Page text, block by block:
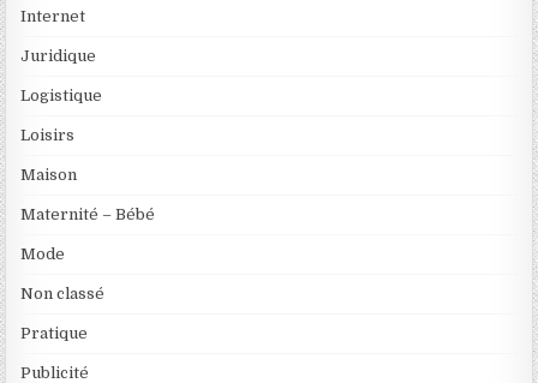
Internet
Juridique
Logistique
Loisirs
Maison
Maternité – Bébé
Mode
Non classé
Pratique
Publicité